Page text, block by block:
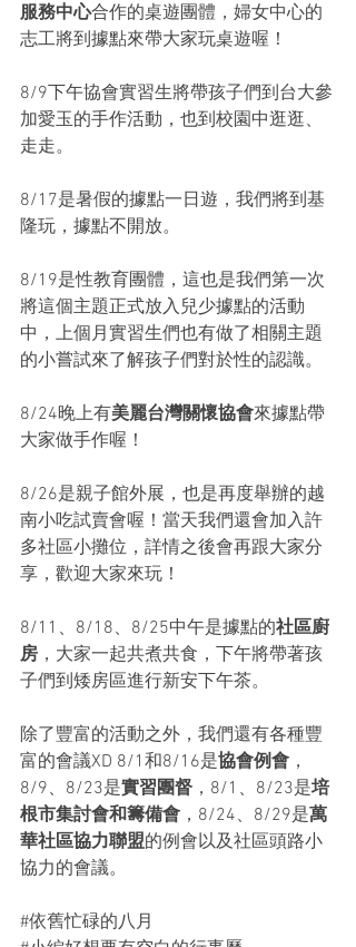
服務中心合作的桌遊團體，婦女中心的
志工將到據點來帶大家玩桌遊喔！
8/9下午協會實習生將帶孩子們到台大參
加愛玉的手作活動，也到校園中逛逛、
走走。
8/17是暑假的據點一日遊，我們將到基
隆玩，據點不開放。
8/19是性教育團體，這也是我們第一次
將這個主題正式放入兒少據點的活動
中，上個月實習生們也有做了相關主題
的小嘗試來了解孩子們對於性的認識。
8/24晚上有美麗台灣關懷協會來據點帶
大家做手作喔！
8/26是親子館外展，也是再度舉辦的越
南小吃試賣會喔！當天我們還會加入許
多社區小攤位，詳情之後會再跟大家分
享，歡迎大家來玩！
8/11、8/18、8/25中午是據點的社區廚
房 ，大家一起共煮共食，下午將帶著孩
子們到矮房區進行新安下午茶。
除了豐富的活動之外，我們還有各種豐
富的會議XD 8/1和8/16是協會例會 ，
8/9、8/23是實習團督 ，8/1、8/23是培
根市集討會和籌備會 ，8/24、8/29是萬
華社區協力聯盟的例會以及社區頭路小
協力的會議。
#依舊忙碌的八月